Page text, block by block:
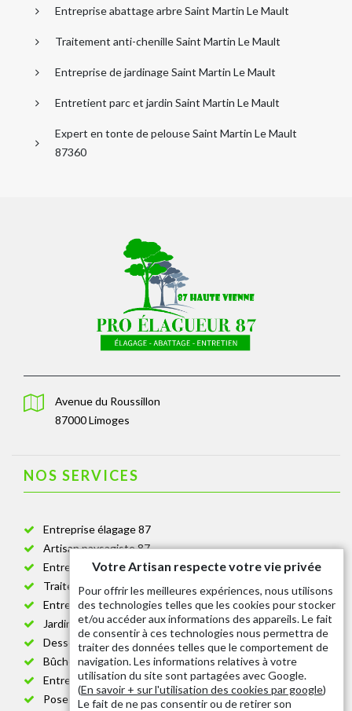
Entreprise abattage arbre Saint Martin Le Mault
Traitement anti-chenille Saint Martin Le Mault
Entreprise de jardinage Saint Martin Le Mault
Entretient parc et jardin Saint Martin Le Mault
Expert en tonte de pelouse Saint Martin Le Mault
87360
Avenue du Roussillon
87000 Limoges
NOS SERVICES
Entreprise élagage 87
Artisan paysagiste 87
Entreprise de jardinage 87
Traitement anti-chenille 87
Entreprise abattage arbre 87
Jardinier taille de haie 87
Dessouchage arbre et haie 87
Bûcheron 87
Entretien espace vert cimetière 87
Pose et changement grillage et clôture 87
Votre Artisan respecte votre vie privée
Pour offrir les meilleures expériences, nous utilisons
des technologies telles que les cookies pour stocker
et/ou accéder aux informations des appareils. Le fait
de consentir à ces technologies nous permettra de
traiter des données telles que le comportement de
navigation. Les informations relatives à votre
utilisation du site sont partagées avec Google.
(En savoir + sur l'utilisation des cookies par google)
Le fait de ne pas consentir ou de retirer son